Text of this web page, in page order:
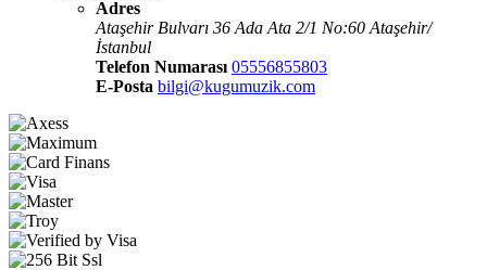
Adres
Ataşehir Bulvarı 36 Ada Ata 2/1 No:60 Ataşehir/
İstanbul
Telefon Numarası 05556855803
E-Posta bilgi@kugumuzik.com